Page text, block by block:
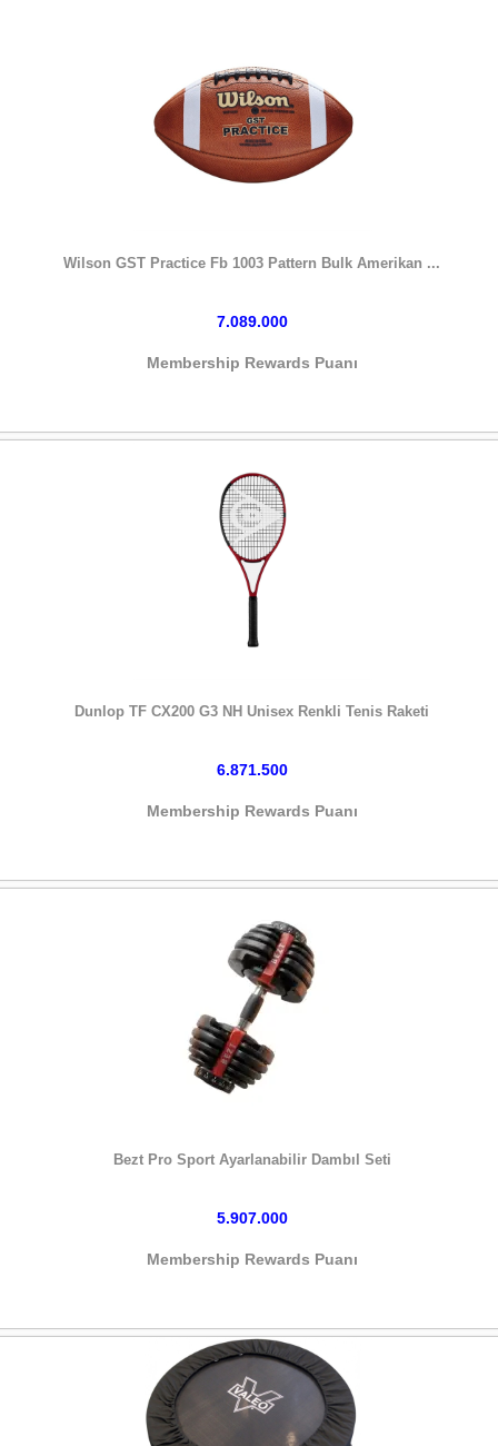
Wilson GST Practice Fb 1003 Pattern Bulk Amerikan ...
7.089.000
Membership Rewards Puanı
Dunlop TF CX200 G3 NH Unisex Renkli Tenis Raketi
6.871.500
Membership Rewards Puanı
Bezt Pro Sport Ayarlanabilir Dambıl Seti
5.907.000
Membership Rewards Puanı